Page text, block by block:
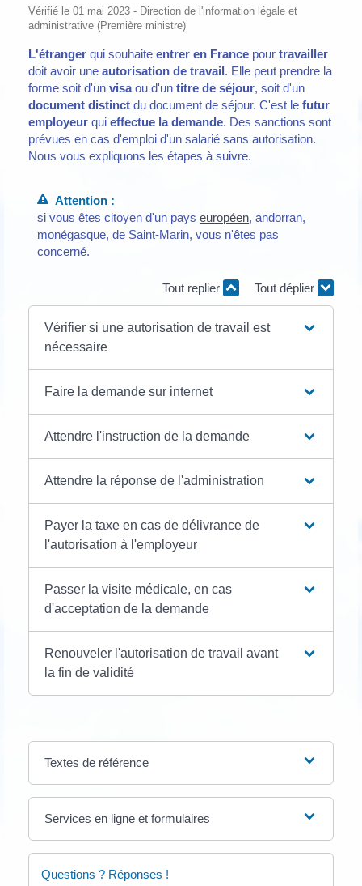
Vérifié le 01 mai 2023 - Direction de l'information légale et
administrative (Première ministre)
L'étranger qui souhaite entrer en France pour travailler
doit avoir une autorisation de travail. Elle peut prendre la
forme soit d'un visaou d'un titre de séjour, soit d'un
document distinct du document de séjour. C'est le futur
employeur qui effectue la demande. Des sanctions sont
prévues en cas d'emploi d'un salarié sans autorisation.
Nous vous expliquons les étapes à suivre.
Attention :
si vous êtes citoyen d'un payseuropéen, andorran,
monégasque, de Saint-Marin, vous n'êtes pas
concerné.
Tout replier Tout déplier
Vérifier si une autorisation de travail est
nécessaire
Faire la demande sur internet
Attendre l'instruction de la demande
Attendre la réponse de l'administration
Payer la taxe en cas de délivrance de
l'autorisation à l'employeur
Passer la visite médicale, en cas
d'acceptation de la demande
Renouveler l'autorisation de travail avant
la fin de validité
Textes de référence
Services en ligne et formulaires
Questions ? Réponses !